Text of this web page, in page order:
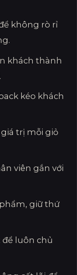
không rò rỉ
khách thành
kéo khách
trị mỗi giỏ
viên gắn với
giữ thứ
để luôn chủ